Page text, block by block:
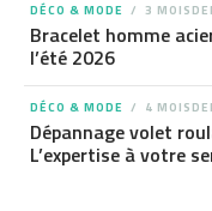
DÉCO & MODE 3
Bracelet homme
l’été 2026
DÉCO & MODE 4
Dépannage volet
L’expertise à votre